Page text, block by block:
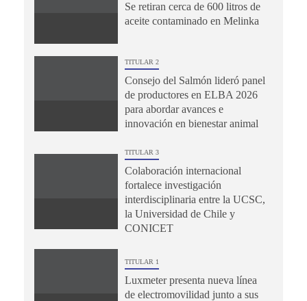
Se retiran cerca de 600 litros de
aceite contaminado en Melinka
TITULAR 2
Consejo del Salmón lideró panel
de productores en ELBA 2026
para abordar avances e
innovación en bienestar animal
TITULAR 3
Colaboración internacional
fortalece investigación
interdisciplinaria entre la UCSC,
la Universidad de Chile y
CONICET
TITULAR 1
Luxmeter presenta nueva línea
de electromovilidad junto a sus